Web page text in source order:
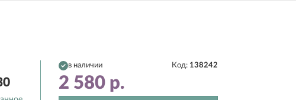
в наличии Код: 138242
2 580 р.